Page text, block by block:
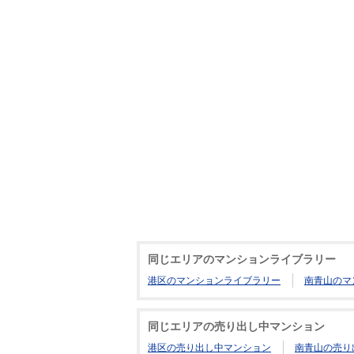
同じエリアのマンションライブラリー
港区のマンションライブラリー 南青山のマ
同じエリアの売り出し中マンション
港区の売り出し中マンション 南青山の売